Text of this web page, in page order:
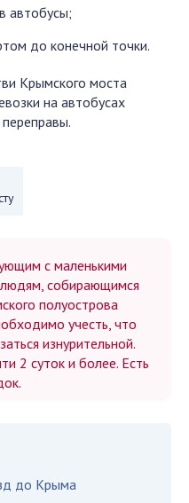
автобусы;
до конечной точки.
Крымского моста
на автобусах
с маленькими
собирающимся
полуострова
учесть, что
изнурительной.
2 суток и более. Есть
до Крыма